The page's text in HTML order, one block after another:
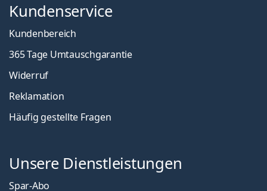
Kundenservice
Kundenbereich
365 Tage Umtauschgarantie
Widerruf
Reklamation
Häufig gestellte Fragen
Unsere Dienstleistungen
Spar-Abo